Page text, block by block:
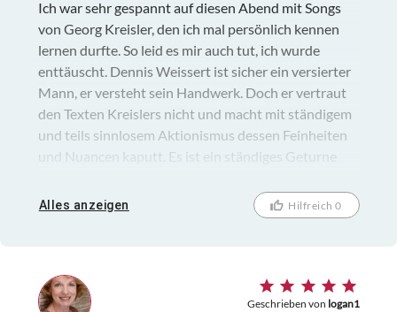
Ich war sehr gespannt auf diesen Abend mit Songs
von Georg Kreisler, den ich mal persönlich kennen
lernen durfte. So leid es mir auch tut, ich wurde
enttäuscht. Dennis Weissert ist sicher ein versierter
Mann, er versteht sein Handwerk. Doch er vertraut
den Texten Kreislers nicht und macht mit ständigem
und teils sinnlosem Aktionismus dessen Feinheiten
und Nuancen kaputt. Es ist ein ständiges Geturne
in wenigen ruhigen Momenten ahnt man, wie der
Abend hätte sein können. Weissert hat selbst auch
daneben.
Alles anzeigen Hilfreich 0
Geschrieben von logan1